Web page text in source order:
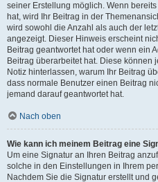
seiner Erstellung möglich. Wenn
hat, wird Ihr Beitrag in der
wird sowohl die Anzahl als auch der
angezeigt. Dieser Hinweis erscheint
Beitrag geantwortet hat oder wenn ein
Beitrag überarbeitet hat. Diese können
Notiz hinterlassen, warum Ihr Beitrag
dass normale Benutzer einen Beitrag
jemand darauf geantwortet hat.
Nach oben
Wie kann ich meinem Beitrag eine
Um eine Signatur an Ihren Beitrag
solche in den Einstellungen in Ihrem
Nachdem Sie die Signatur erstellt und